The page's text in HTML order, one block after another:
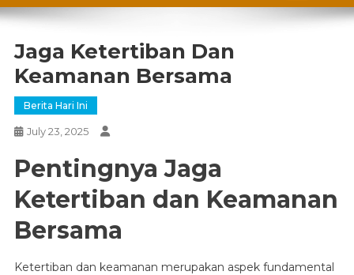
Jaga Ketertiban Dan
Keamanan Bersama
Berita Hari Ini
July 23, 2025
Pentingnya Jaga
Ketertiban dan Keamanan
Bersama
Ketertiban dan keamanan merupakan aspek fundamental